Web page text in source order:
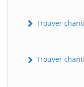
Trouver
Trouver